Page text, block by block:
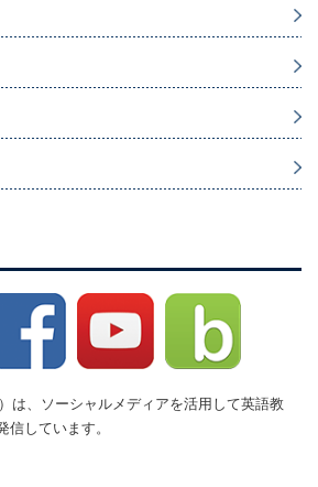
は、ソーシャルメディアを活用して英語教
しています。